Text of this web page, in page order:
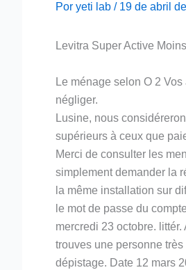
Por yeti lab / 19 de abril
Levitra Super Active
Le ménage selon O 2
négliger.
Lusine, nous
supérieurs à ceux que
Merci de consulter les
simplement demander la
la même installation sur
le mot de passe du
mercredi 23 octobre.
trouves une personne
dépistage. Date 12 mars